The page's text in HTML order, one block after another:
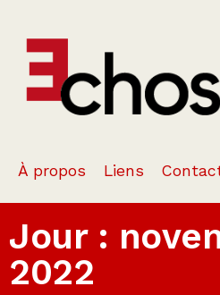
À propos Liens
Jour :
2022